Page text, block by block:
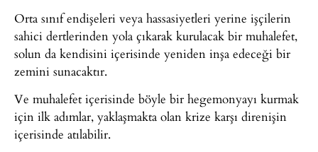
Orta sınıf endişeleri veya hassasiyetleri yerine işçilerin
sahici dertlerinden yola çıkarak kurulacak bir muhalefet,
solun da kendisini içerisinde yeniden inşa edeceği bir
zemini sunacaktır.
Ve muhalefet içerisinde böyle bir hegemonyayı kurmak
için ilk adımlar, yaklaşmakta olan krize karşı direnişin
içerisinde atılabilir.